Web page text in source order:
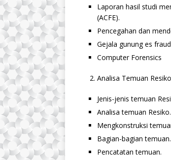
Laporan hasil studi
(ACFE).
Pencegahan dan
Gejala gunung es
Computer Forensics
Analisa Temuan Resiko
Jenis-jenis temuan
Analisa temuan Resiko.
Mengkonstruksi
Bagian-bagian temuan.
Pencatatan temuan.